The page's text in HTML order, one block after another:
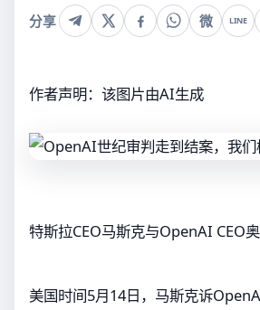
分享 微 LINE
作者声明：该图片由AI生成
特斯拉CEO马斯克与OpenAI CEO
美国时间5月14日，马斯克诉